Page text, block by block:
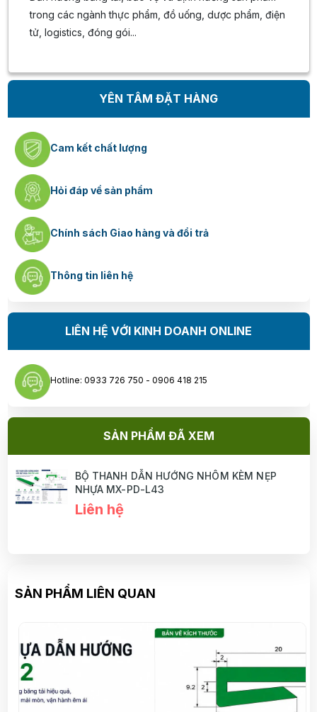
trong các ngành thực phẩm, đồ uống, dược phẩm, điện
tử, logistics, đóng gói...
YÊN TÂM ĐẶT HÀNG
Cam kết chất lượng
Hỏi đáp về sản phẩm
Chính sách Giao hàng và đổi trả
Thông tin liên hệ
LIÊN HỆ VỚI KINH DOANH ONLINE
Hotline: 0933 726 750 - 0906 418 215
SẢN PHẨM ĐÃ XEM
BỘ THANH DẪN HƯỚNG NHÔM KÈM NẸP
NHỰA MX-PD-L43
Liên hệ
SẢN PHẨM LIÊN QUAN